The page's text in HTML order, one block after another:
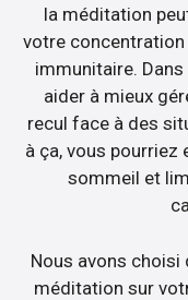
la méditation
votre
immunitaire.
aider à mieux
recul face à des
à ça, vous
sommeil et
Nous avons choisi
méditation sur